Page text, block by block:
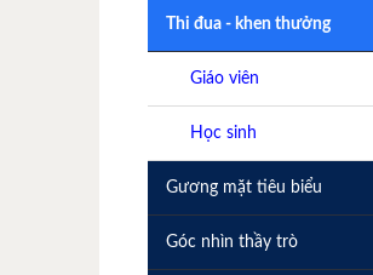
Thi đua - khen thưởng
Giáo viên
Học sinh
Gương mặt tiêu biểu
Góc nhìn thầy trò